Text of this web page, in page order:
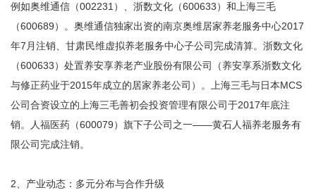
例如奥维通信（002231）、浙数文化（600633）和上海三毛
（600689）。奥维通信独家出资的南京奥维居家养老服务中心2017
年7月注销、甘肃民维虚拟养老服务中心子公司完成清算。浙数文化
（600633）处置养安享养老产业股份有限公司（养安享系浙数文化
与修正药业于2015年成立的居家养老公司）。上海三毛与日本MCS
公司合资设立的上海三毛善初会投资管理有限公司于2017年底注
销。人福医药（600079）旗下子公司之一——黄石人福养老服务有
限公司完成注销。
2、产业动态：多元分布与合作升级